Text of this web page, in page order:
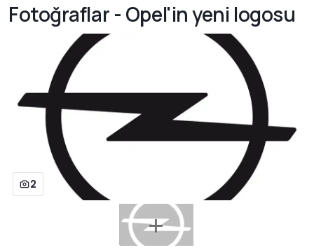
Fotoğraflar - Opel'in yeni logosu
2